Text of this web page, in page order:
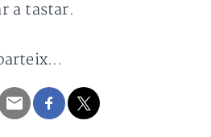
a tastar.